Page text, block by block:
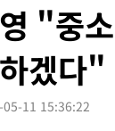
"중
겠다"
11 15:36:22